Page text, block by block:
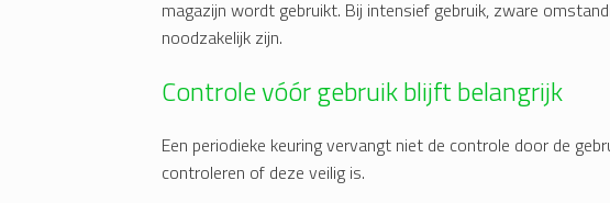
magazijn wordt gebruikt. Bij intensief gebruik, zware
noodzakelijk zijn.
Controle vóór gebruik blijft belangrijk
Een periodieke keuring vervangt niet de controle door de
controleren of deze veilig is.